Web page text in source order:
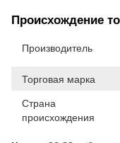
Происхождение
Производитель
Торговая марка
Страна
происхождения